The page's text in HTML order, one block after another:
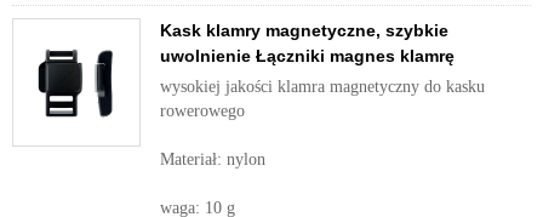
Kask klamry magnetyczne, szybkie
uwolnienie Łączniki magnes klamrę
wysokiej jakości klamra magnetyczny do kasku
rowerowego
Materiał: nylon
waga: 10 g